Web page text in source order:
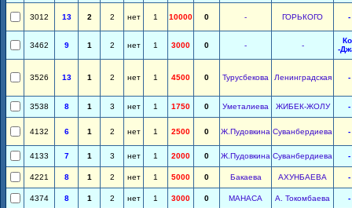
3012 13 2 2 нет 1 10000 0 - ГОРЬКОГО -
3462 9 1 2 нет 1 3000 0 - -
-
3526 13 1 2 нет 1 4500 0 Турусбекова Ленинградская -
3538 8 1 3 нет 1 1750 0 Уметалиева ЖИБЕК-ЖОЛУ -
4132 6 1 2 нет 1 2500 0 Ж.Пудовкина Суванбердиева -
4133 7 1 3 нет 1 2000 0 Ж.Пудовкина Суванбердиева -
4221 8 1 2 нет 1 5000 0 Бакаева АХУНБАЕВА -
4374 8 1 2 нет 1 3000 0 МАНАСА А. Токомбаева -